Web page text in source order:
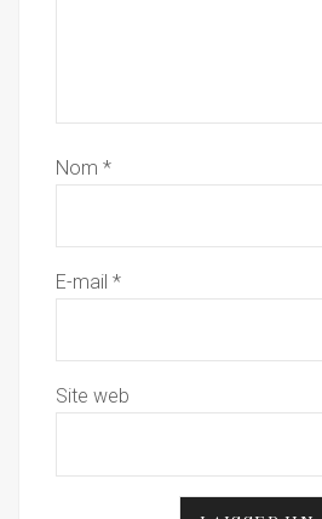
Nom *
E-mail *
Site web